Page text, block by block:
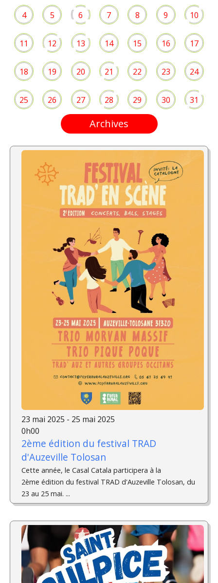
4 5 6 7 8 9 10
11 12 13 14 15 16 17
18 19 20 21 22 23 24
25 26 27 28 29 30 31
Archives
23 mai 2025 - 25 mai 2025
0h00
2ème édition du festival TRAD
d'Auzeville Tolosan
Cette année, le Casal Catala participera à la
2ème édition du festival TRAD d'Auzeville Tolosan, du
23 au 25 mai. ­...